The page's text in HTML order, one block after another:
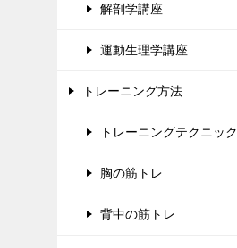
解剖学講座
運動生理学講座
トレーニング方法
トレーニングテクニック
胸の筋トレ
背中の筋トレ